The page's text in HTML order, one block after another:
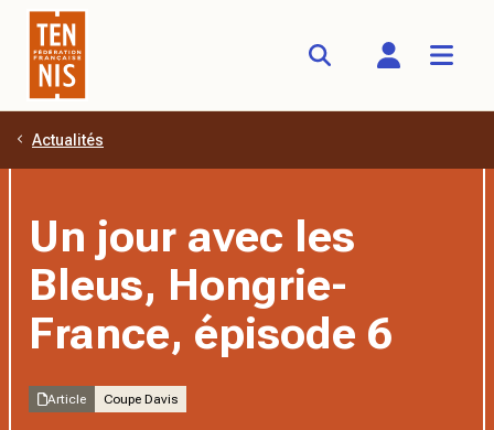
Aller au contenu principal
Actualités
Un jour avec les
Bleus, Hongrie-
France, épisode 6
Article Coupe Davis